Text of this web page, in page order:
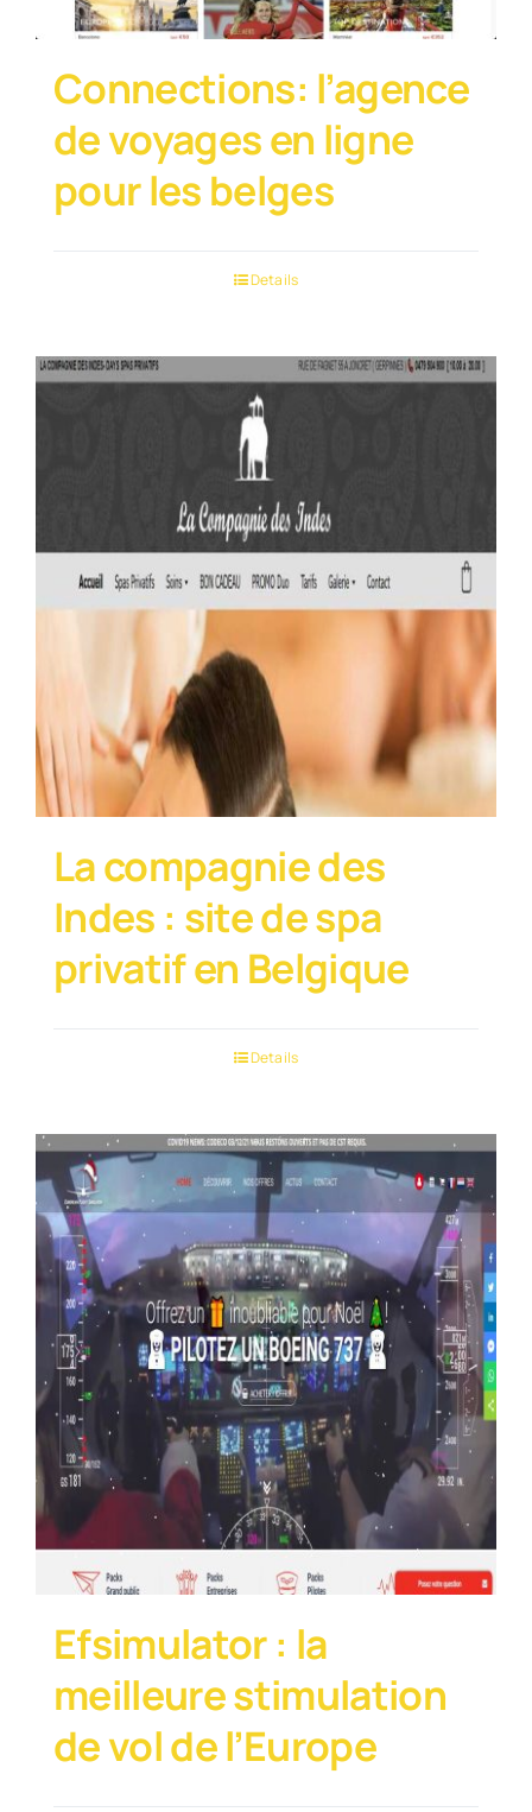
Connections: l’agence
de voyages en ligne
pour les belges
Details
La compagnie des
Indes : site de spa
privatif en Belgique
Details
Efsimulator : la
meilleure stimulation
de vol de l’Europe